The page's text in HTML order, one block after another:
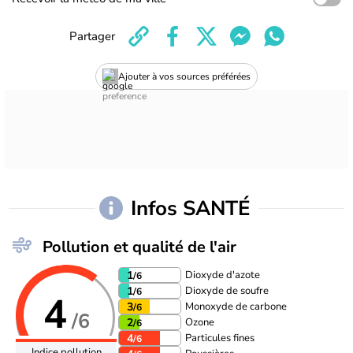
Ajouter à vos sources préférées
Partager
Infos SANTÉ
Pollution et qualité de l'air
4/6
1/6 Dioxyde d'azote
1/6 Dioxyde de soufre
3/6 Monoxyde de carbone
2/6 Ozone
4/6 Particules fines